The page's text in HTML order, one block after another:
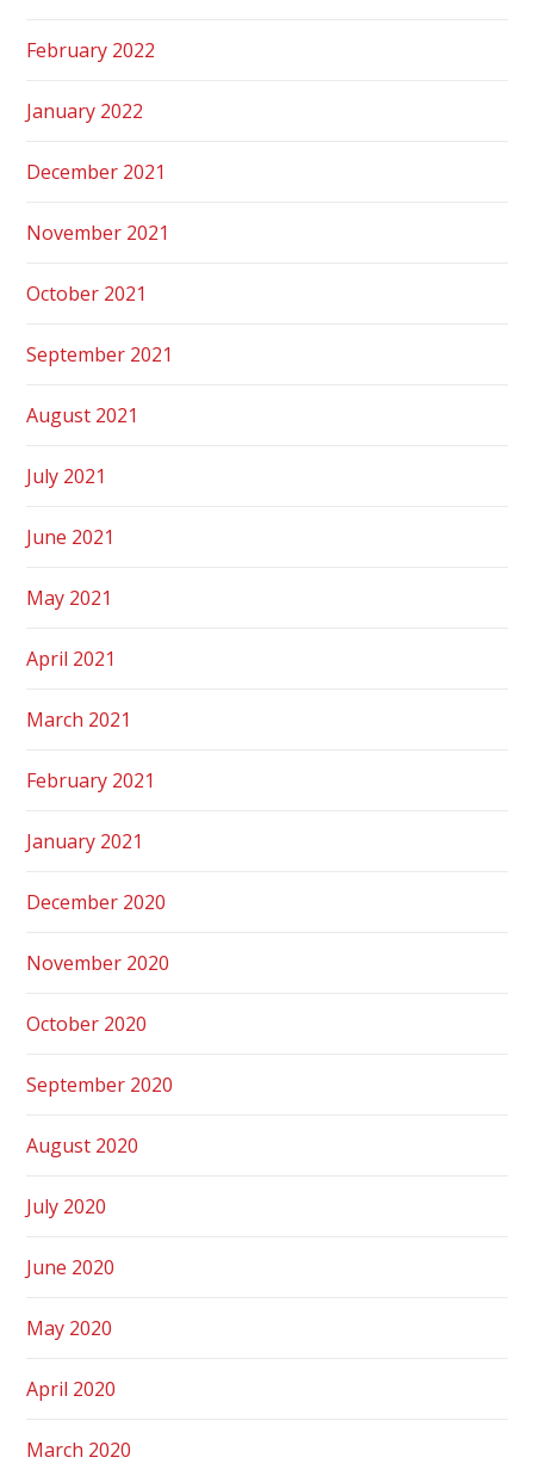
February 2022
January 2022
December 2021
November 2021
October 2021
September 2021
August 2021
July 2021
June 2021
May 2021
April 2021
March 2021
February 2021
January 2021
December 2020
November 2020
October 2020
September 2020
August 2020
July 2020
June 2020
May 2020
April 2020
March 2020